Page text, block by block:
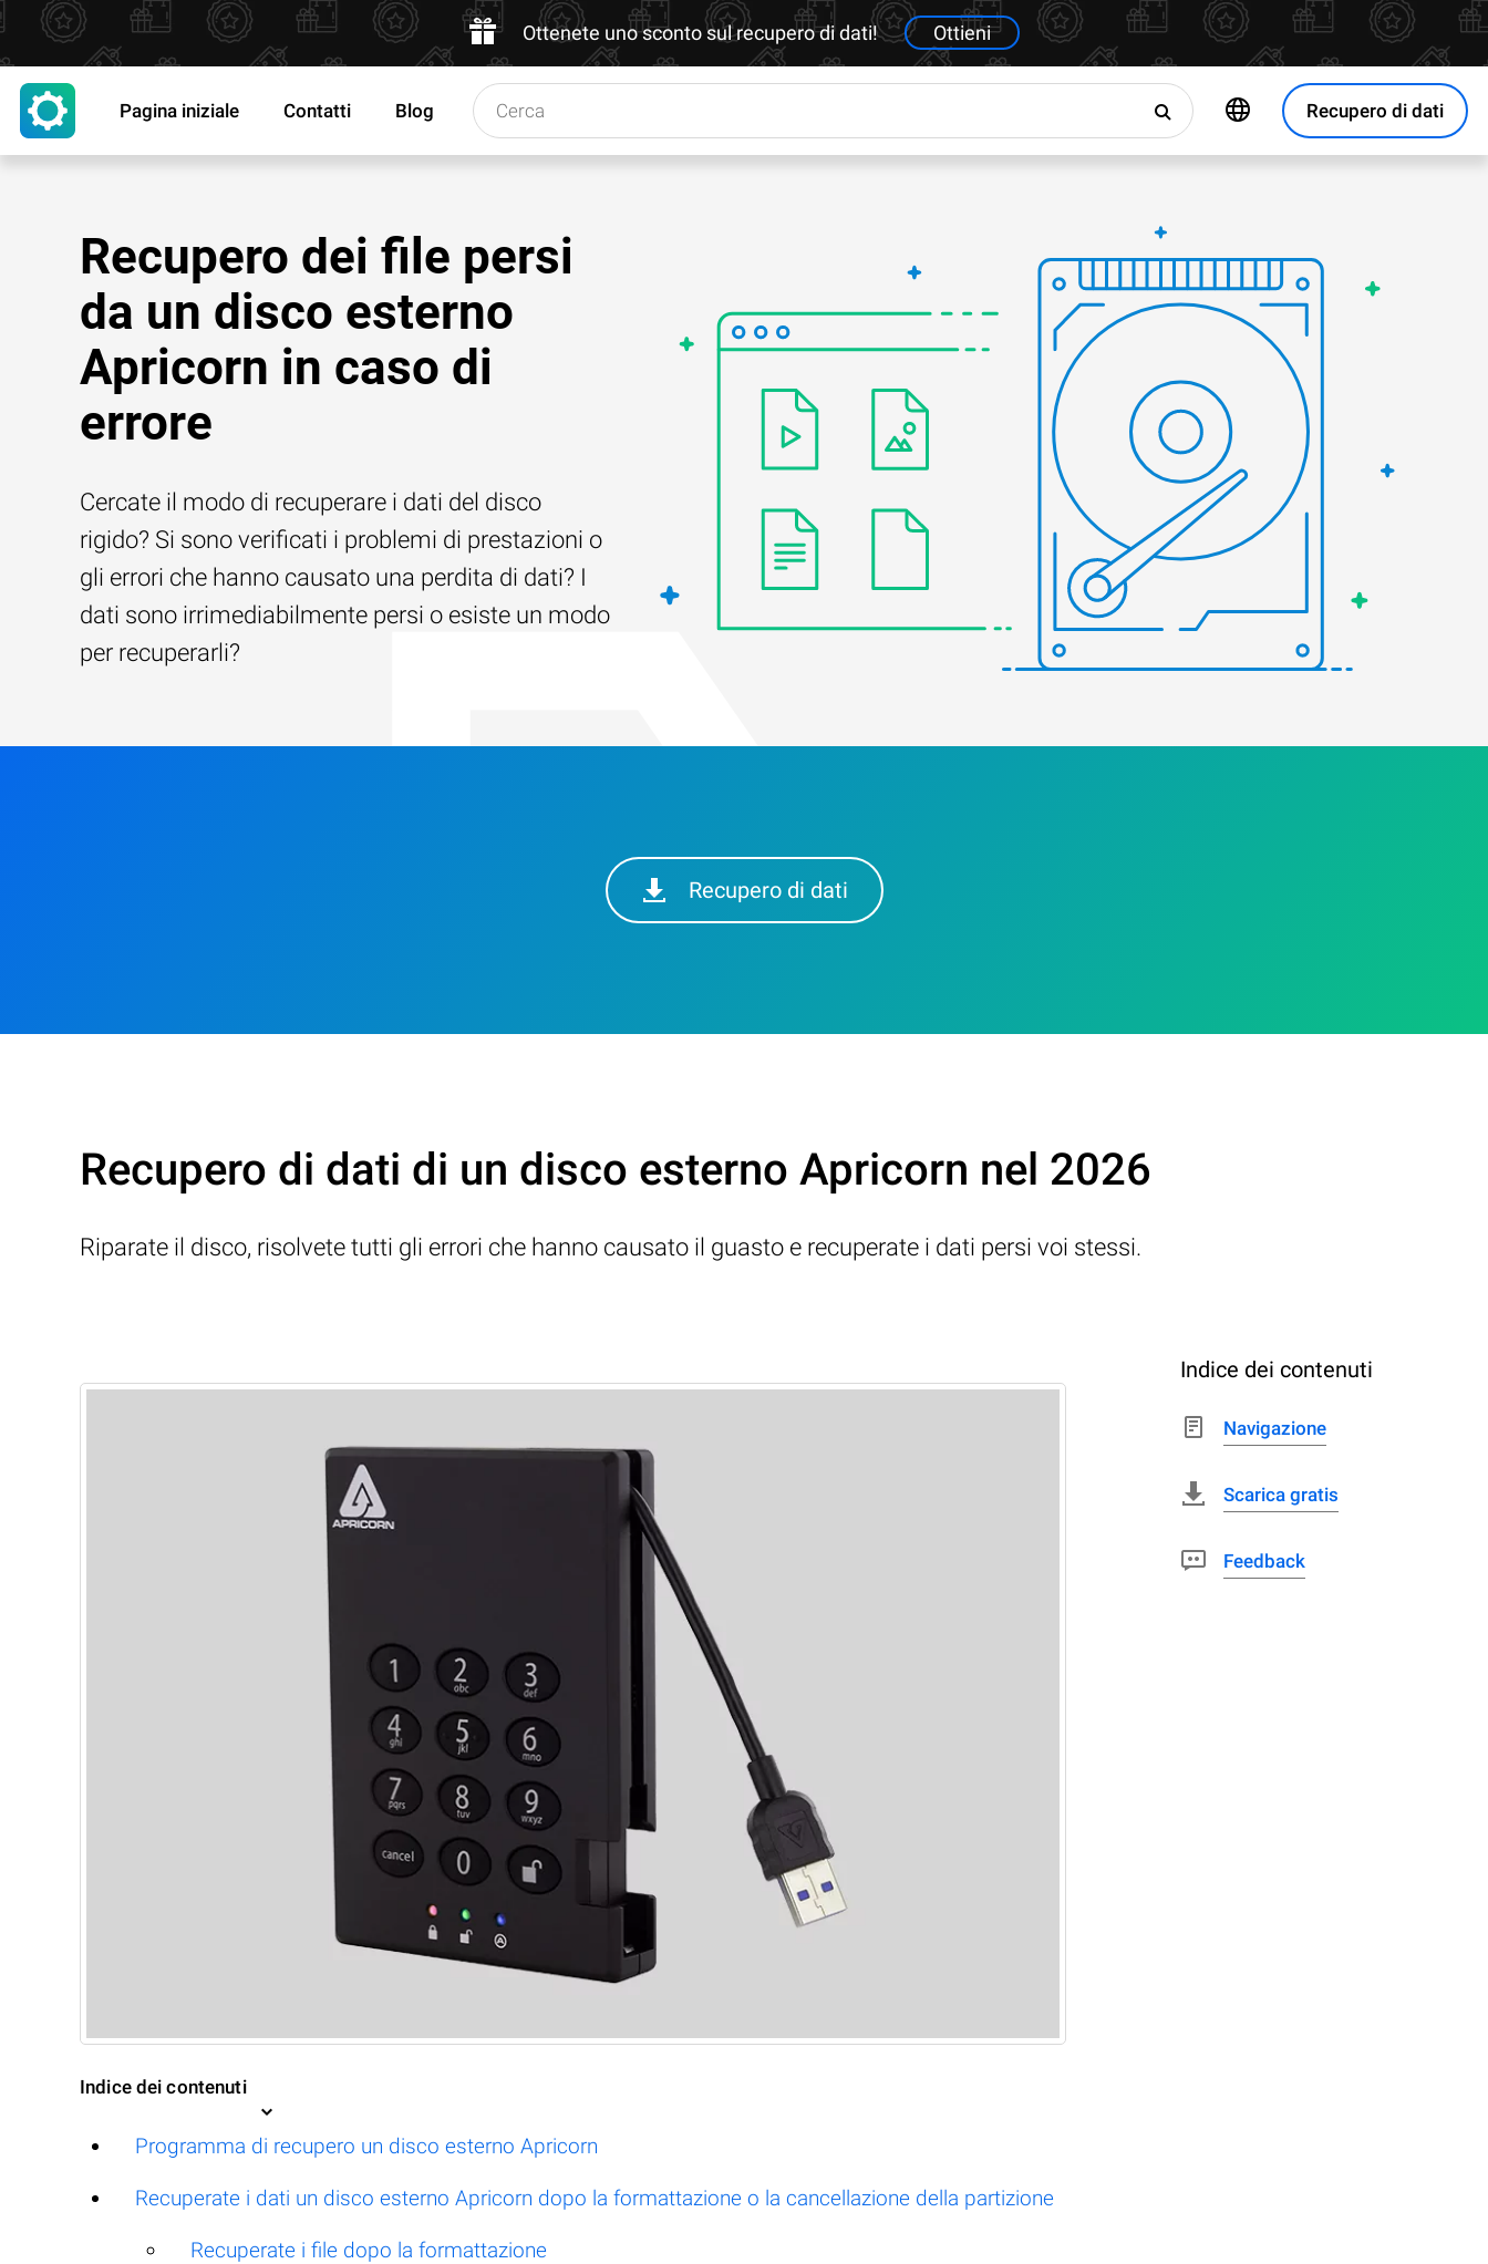
Ottenete uno sconto sul recupero di dati! Ottieni
Recupero di dati
Pagina iniziale Contatti Blog
Recupero dei file persi
da un disco esterno
Apricorn in caso di
errore
Cercate il modo di recuperare i dati del disco
rigido? Si sono verificati i problemi di prestazioni o
gli errori che hanno causato una perdita di dati? I
dati sono irrimediabilmente persi o esiste un modo
per recuperarli?
Recupero di dati
Recupero di dati di un disco esterno Apricorn nel 2026
Riparate il disco, risolvete tutti gli errori che hanno causato il guasto e recuperate i dati persi voi stessi.
Indice dei contenuti
Programma di recupero un disco esterno Apricorn
Recuperate i dati un disco esterno Apricorn dopo la formattazione o la cancellazione della partizione
Recuperate i file dopo la formattazione
Indice dei contenuti
Navigazione
Scarica gratis
Feedback